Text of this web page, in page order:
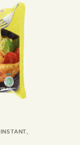
INSTANT,